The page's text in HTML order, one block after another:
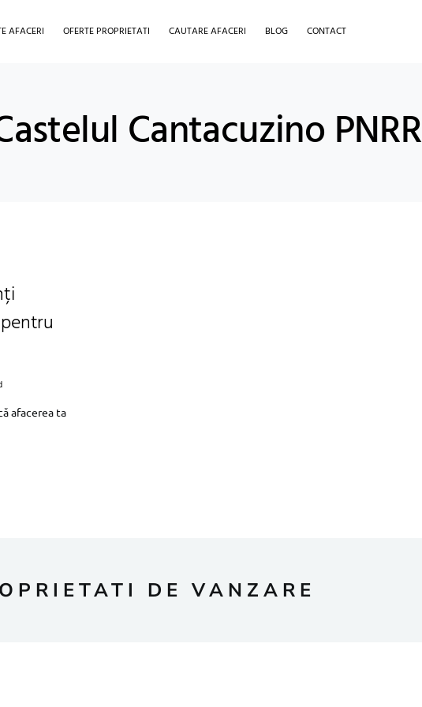
AFACERI OFERTE PROPRIETATI CAUTARE AFACERI BLOG CONTACT
Cantacuzino PNRR
afacerea ta
DE VANZARE